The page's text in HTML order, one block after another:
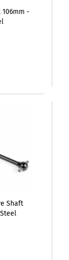
106mm -
Shaft